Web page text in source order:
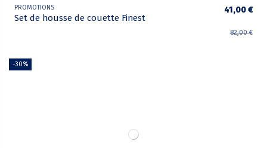
PROMOTIONS
Set de housse de couette Finest
41,00 €
82,00 €
-30%